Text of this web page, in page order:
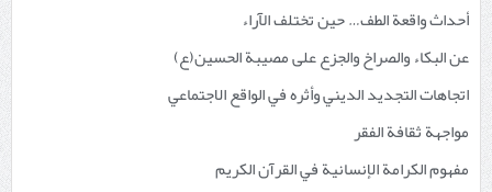
أحداث واقعة الطف… حين تختلف الآراء
عن البكاء والصراخ والجزع على مصيبة الحسين(ع)
اتجاهات التجديد الديني وأثره في الواقع الاجتماعي
مواجهة ثقافة الفقر
مفهوم الكرامة الإنسانية في القرآن الكريم